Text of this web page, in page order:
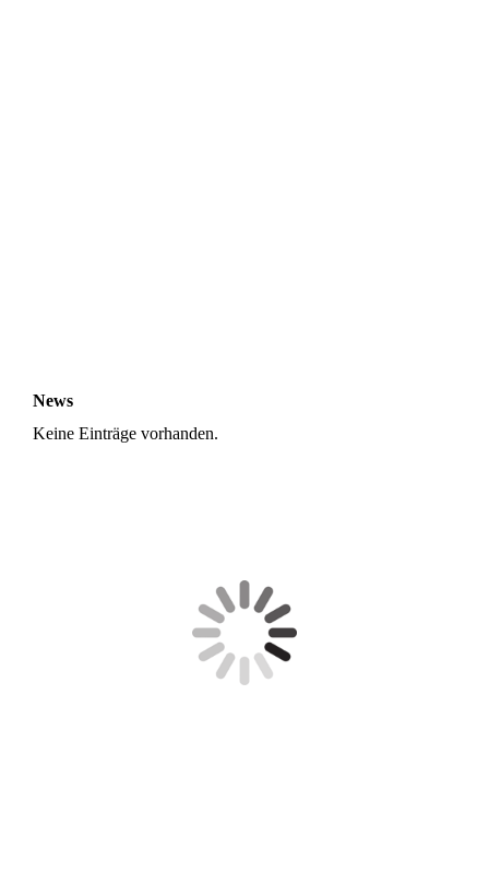
News
Keine Einträge vorhanden.